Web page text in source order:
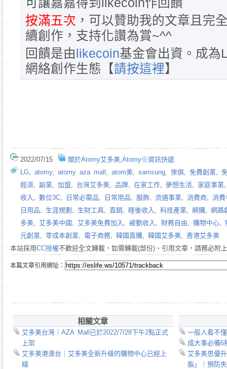
可讓嘉嘉得到likecoin作回饋
按滿五次 ，可以贊助我的文章且完
續創作，支持化讚為賞~^^
回饋是由 likecoin基金會出資。成為
網絡創作生態【請按這裡】
2022/07/15 關於Atomy艾多美,Atomy❀資訊快遞
LG, atomy, atomy aza mall , atom美, samsung, 傢俱, 免費創業,
經濟, 副業, 加盟, 台灣艾多美, 品牌, 在家工作, 夢想生活, 家庭事業
收入 , 數位3C, 日常必需品, 日常用品, 服飾, 流通事業, 消費商, 消費
日用品, 生涯規劃 , 生財工具, 直銷, 睡後收入 , 科技產業, 網購, 網路
多美, 艾多美中國 , 艾多美免費加入 , 被動收入 , 財務自由, 購物中心,
元創業, 零成本創業, 電子商務, 韓國直購, 韓國艾多美, 香港艾多美
本站採用CC授權不歡迎全文轉載，如需轉載(部份)、引用文章，請務必附
本篇文章引用網址：
相關文章
艾多美台灣｜AZA Mall已於2022/7/28下午2點正式
上架
艾多美港澳台｜艾多美全新升級的購物中心已經上
線
一般人看不
成大事必備6
艾多美思優
脂」｜預防